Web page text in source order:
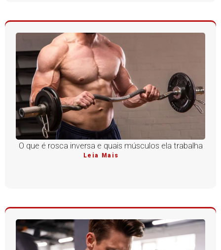
O que é rosca inversa e quais músculos ela trabalha
Leia Mais